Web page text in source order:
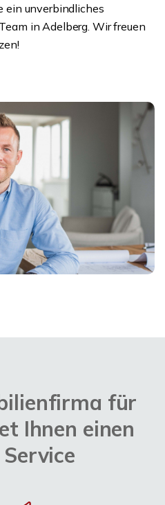
ein unverbindliches
in Adelberg. Wir freuen
für
Ihnen einen